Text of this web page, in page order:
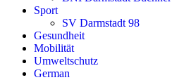
Sport
SV Darmstadt 98
Gesundheit
Mobilität
Umweltschutz
German